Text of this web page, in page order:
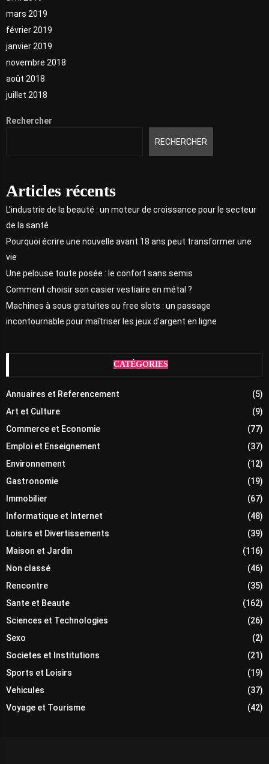
mars 2019
février 2019
janvier 2019
novembre 2018
août 2018
juillet 2018
Rechercher
RECHERCHER
Articles récents
L’industrie de la beauté : un moteur de croissance pour le secteur
de la santé
Pourquoi écrire une nouvelle avant 18 ans peut transformer une
vie
Une pelouse toute posée : le confort sans semis
Comment choisir son casier vestiaire en métal ?
Machines à sous gratuites ou free slots : un passage
incontournable pour maîtriser les jeux d’argent en ligne
CATÉGORIES
Annuaires et Referencement
(5)
Art et Culture
(9)
Commerce et Economie
(77)
Emploi et Enseignement
(37)
Environnement
(12)
Gastronomie
(19)
Immobilier
(67)
Informatique et Internet
(48)
Loisirs et Divertissements
(39)
Maison et Jardin
(116)
Non classé
(46)
Rencontre
(35)
Sante et Beaute
(162)
Sciences et Technologies
(26)
Sexo
(2)
Societes et Institutions
(21)
Sports et Loisirs
(19)
Vehicules
(37)
Voyage et Tourisme
(42)